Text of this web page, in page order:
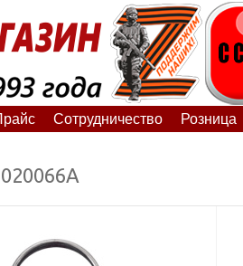
Сотрудничество Розница